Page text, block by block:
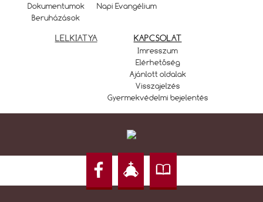
Dokumentumok
Beruházások
Napi Evangélium
LELKIATYA KAPCSOLAT
Imresszum
Elérhetőség
Ajánlott oldalak
Visszajelzés
Gyermekvédelmi bejelentés